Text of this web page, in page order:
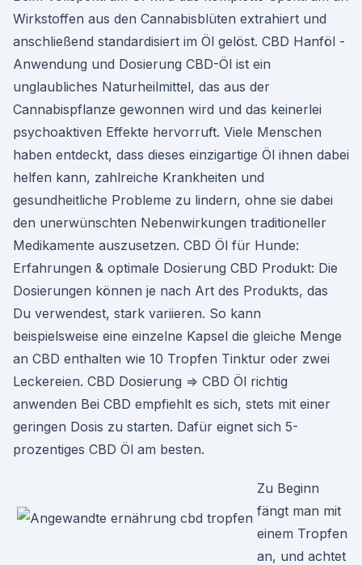
Wirkstoffen aus den Cannabisblüten extrahiert und
anschließend standardisiert im Öl gelöst. CBD Hanföl -
Anwendung und Dosierung CBD-Öl ist ein
unglaubliches Naturheilmittel, das aus der
Cannabispflanze gewonnen wird und das keinerlei
psychoaktiven Effekte hervorruft. Viele Menschen
haben entdeckt, dass dieses einzigartige Öl ihnen dabei
helfen kann, zahlreiche Krankheiten und
gesundheitliche Probleme zu lindern, ohne sie dabei
den unerwünschten Nebenwirkungen traditioneller
Medikamente auszusetzen. CBD Öl für Hunde:
Erfahrungen & optimale Dosierung CBD Produkt: Die
Dosierungen können je nach Art des Produkts, das
Du verwendest, stark variieren. So kann
beispielsweise eine einzelne Kapsel die gleiche Menge
an CBD enthalten wie 10 Tropfen Tinktur oder zwei
Leckereien. CBD Dosierung ⇒ CBD Öl richtig
anwenden Bei CBD empfiehlt es sich, stets mit einer
geringen Dosis zu starten. Dafür eignet sich 5-
prozentiges CBD Öl am besten.
Zu Beginn
fängt man mit
einem Tropfen
an, und achtet